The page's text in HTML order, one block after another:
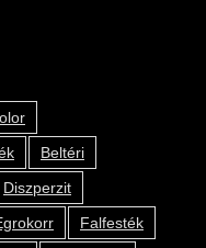
Beltéri
Diszperzit
Falfesték